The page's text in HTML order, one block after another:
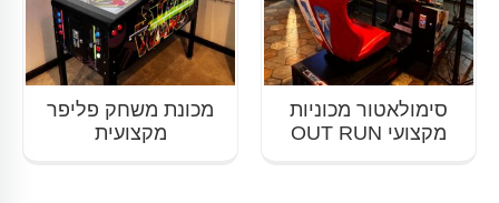
סימולאטור מכוניות
מקצועי OUT RUN
מכונת משחק פליפר
מקצועית